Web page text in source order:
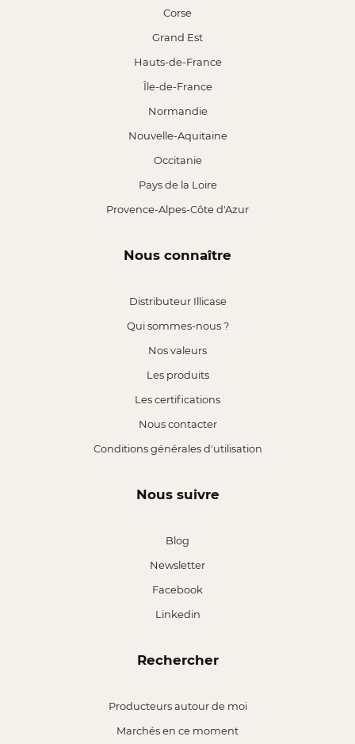
Corse
Grand Est
Hauts-de-France
Île-de-France
Normandie
Nouvelle-Aquitaine
Occitanie
Pays de la Loire
Provence-Alpes-Côte d'Azur
Nous connaître
Distributeur Illicase
Qui sommes-nous ?
Nos valeurs
Les produits
Les certifications
Nous contacter
Conditions générales d'utilisation
Nous suivre
Blog
Newsletter
Facebook
Linkedin
Rechercher
Producteurs autour de moi
Marchés en ce moment